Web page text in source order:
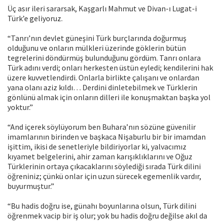
Üç asır ileri sararsak, Kaşgarlı Mahmut ve Divan-ı Lugat-i
Türk’e geliyoruz.
“Tanrı’nın devlet güneşini Türk burçlarında doğurmuş
olduğunu ve onların mülkleri üzerinde göklerin bütün
tegrelerini döndürmüş bulunduğunu gördüm. Tanrı onlara
Türk adını verdi; onları herkesten üstün eyledi; kendilerini hak
üzere kuvvetlendirdi. Onlarla birlikte çalışanı ve onlardan
yana olanı aziz kıldı… Derdini dinletebilmek ve Türklerin
gönlünü almak için onların dilleri ile konuşmaktan başka yol
yoktur.”
“And içerek söylüyorum ben Buhara’nın sözüne güvenilir
imamlarının birinden ve başkaca Nişaburlu bir bir imamdan
işittim, ikisi de senetleriyle bildiriyorlar ki, yalvacımız
kıyamet belgelerini, ahir zaman karışıklıklarını ve Oğuz
Türklerinin ortaya çıkacaklarını söylediği sırada Türk dilini
öğreniniz; çünkü onlar için uzun sürecek egemenlik vardır,
buyurmuştur.”
“Bu hadis doğru ise, günahı boyunlarına olsun, Türk dilini
öğrenmek vacip bir iş olur; yok bu hadis doğru değilse akıl da